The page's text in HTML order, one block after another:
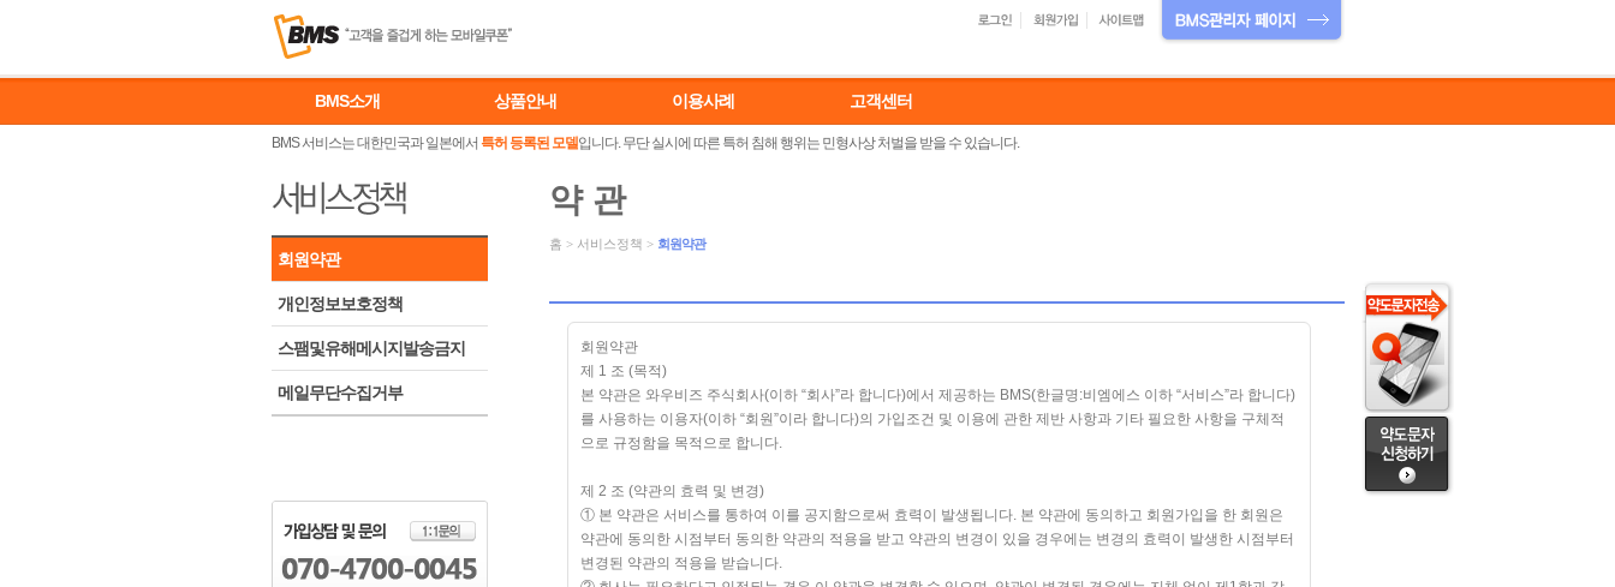
BMS소개 상품안내 이용사례 고객센터
BMS 서비스는 대한민국과 일본에서 특허 등록된 모델입니다. 무단 실시에 따른 특허 침해 행위는 민형사상 처벌을 받을 수 있습니다.
회원약관
개인정보보호정책
스팸및유해메시지발송금지
메일무단수집거부
약 관
홈 > 서비스정책 > 회원약관